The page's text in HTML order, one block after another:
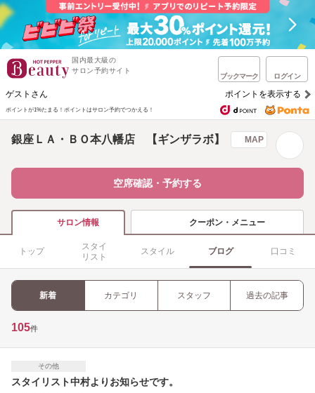
国内最大級の
サロン予約サイト
ブックマーク ログイン
ゲストさん ポイントを表示する
ポイントが1%たまる！ ポイントはサロン予約でつかえる！
銀座ＬＡ・ＢＯ本八幡店 【ギンザラボ】 MAP
空席確認・予約する
サロン情報 クーポン・メニュー
トップ
スタイ
リスト
スタイル ブログ 口コミ
新着 カテゴリ スタッフ 過去の記事
105件
その他
スタイリスト中村よりお知らせです。